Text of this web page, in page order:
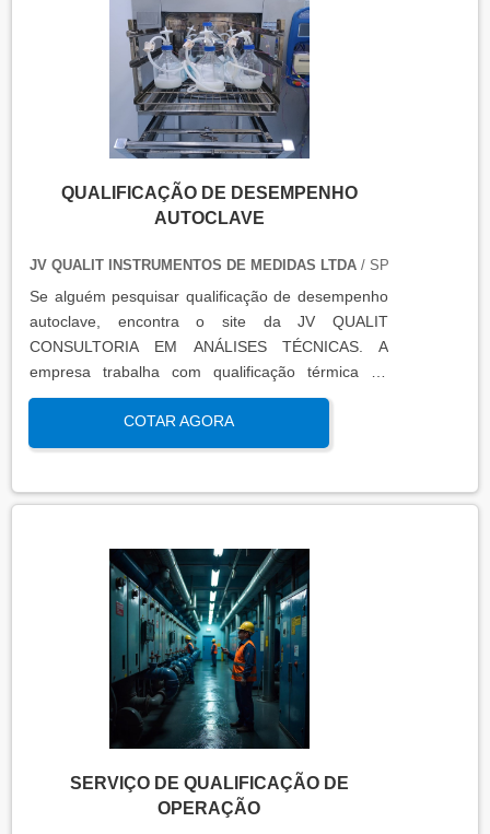
certificados de calibração e a conclusão das
condições funcionais.
QUALIFICAÇÃO DE DESEMPENHO
AUTOCLAVE
JV QUALIT INSTRUMENTOS DE MEDIDAS LTDA/ SP
Se alguém pesquisar qualificação de desempenho
autoclave, encontra o site da JV QUALIT
CONSULTORIA EM ANÁLISES TÉCNICAS. A
empresa trabalha com qualificação térmica de
equipamentos e engenharia, disponibilizando o que
há de mais atual para garantir a qualidade final
para seus clientes.
COTAR AGORA
SERVIÇO DE QUALIFICAÇÃO DE
OPERAÇÃO